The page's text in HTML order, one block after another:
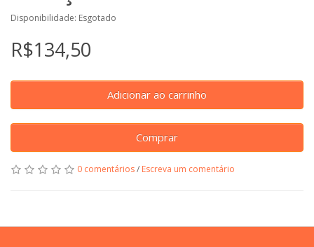
Disponibilidade: Esgotado
R$134,50
Adicionar ao carrinho
Comprar
0 comentários/ Escreva um comentário